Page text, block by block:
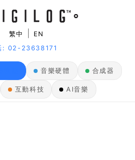
繁中
EN
: 02-23638171
音樂硬體 合成器
互動科技 AI音樂